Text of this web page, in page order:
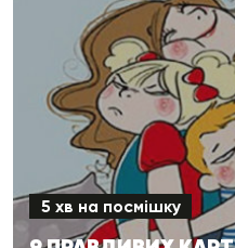
5 хв на посмішку